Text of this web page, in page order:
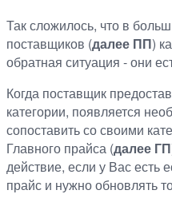
Так сложилось, что в
поставщиков (далее ПП)
обратная ситуация - они
Когда поставщик
категории, появляется
сопоставить со своими
Главного прайса (далее ГП
действие, если у Вас есть
прайс и нужно обновлять